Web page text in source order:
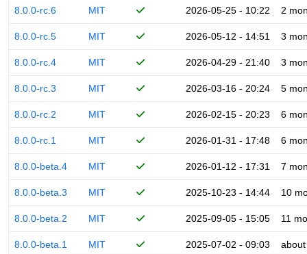
8.0.0-rc.6 MIT 2026-05-25 - 10:22 2
8.0.0-rc.5 MIT 2026-05-12 - 14:51 3
8.0.0-rc.4 MIT 2026-04-29 - 21:40 3
8.0.0-rc.3 MIT 2026-03-16 - 20:24 5
8.0.0-rc.2 MIT 2026-02-15 - 20:23 6
8.0.0-rc.1 MIT 2026-01-31 - 17:48 6
8.0.0-beta.4 MIT 2026-01-12 - 17:31 7
8.0.0-beta.3 MIT 2025-10-23 - 14:44 10
8.0.0-beta.2 MIT 2025-09-05 - 15:05 11
8.0.0-beta.1 MIT 2025-07-02 - 09:03